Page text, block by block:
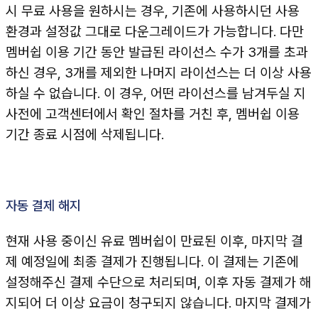
시 무료 사용을 원하시는 경우, 기존에 사용하시던 사용
환경과 설정값 그대로 다운그레이드가 가능합니다. 다만
멤버쉽 이용 기간 동안 발급된 라이선스 수가 3개를 초과
하신 경우, 3개를 제외한 나머지 라이선스는 더 이상 사용
하실 수 없습니다. 이 경우, 어떤 라이선스를 남겨두실 지
사전에 고객센터에서 확인 절차를 거친 후, 멤버쉽 이용
기간 종료 시점에 삭제됩니다.
자동 결제 해지
현재 사용 중이신 유료 멤버쉽이 만료된 이후, 마지막 결
제 예정일에 최종 결제가 진행됩니다. 이 결제는 기존에
설정해주신 결제 수단으로 처리되며, 이후 자동 결제가 해
지되어 더 이상 요금이 청구되지 않습니다. 마지막 결제가